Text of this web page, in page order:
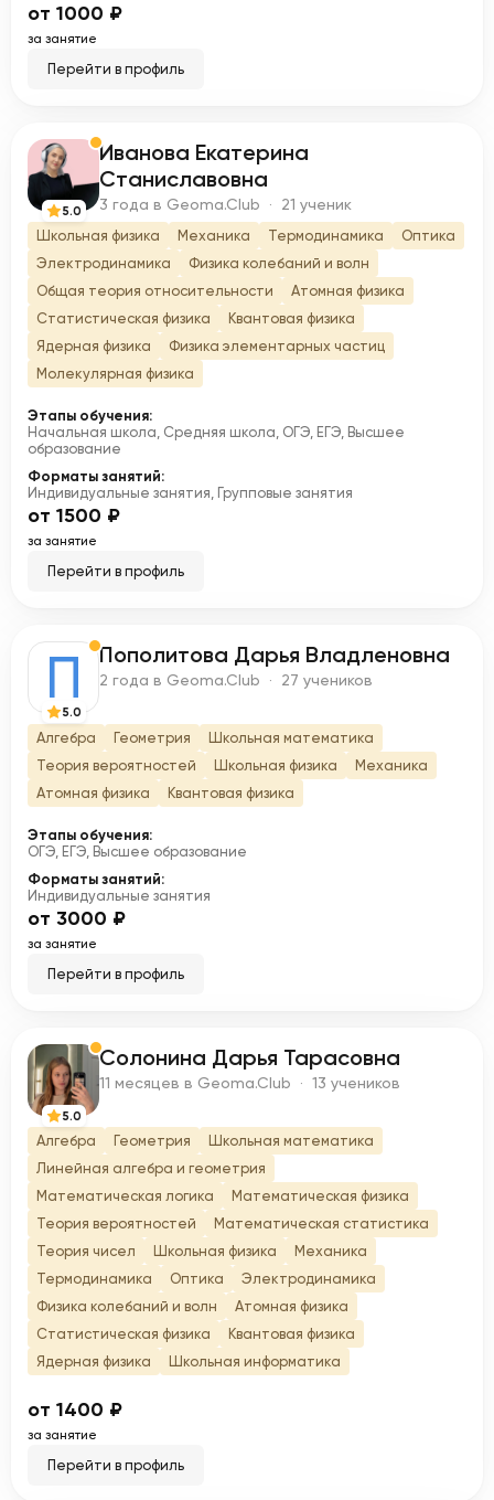
от 1000 ₽
за занятие
Перейти в профиль
И
5.0
Иванова Екатерина
Станиславовна
3 года в Geoma.Club · 21 ученик
Школьная физика Механика Термодинамика
Оптика
Электродинамика
Физика колебаний и волн
Общая теория относительности
Атомная физика
Статистическая физика
Квантовая физика
Ядерная физика
Физика элементарных частиц
Молекулярная физика
Этапы обучения:
Начальная школа, Средняя школа, ОГЭ, ЕГЭ, Высшее
образование
Форматы занятий:
Индивидуальные занятия, Групповые занятия
от 1500 ₽
за занятие
Перейти в профиль
П
5.0
Пополитова Дарья Владленовна
2 года в Geoma.Club · 27 учеников
Алгебра Геометрия
Школьная математика
Теория вероятностей
Школьная физика
Механика
Атомная физика
Квантовая физика
Этапы обучения:
ОГЭ, ЕГЭ, Высшее образование
Форматы занятий:
Индивидуальные занятия
от 3000 ₽
за занятие
Перейти в профиль
С
5.0
Солонина Дарья Тарасовна
11 месяцев в Geoma.Club · 13 учеников
Алгебра Геометрия
Школьная математика
Линейная алгебра и геометрия
Математическая логика
Математическая физика
Теория вероятностей
Математическая статистика
Теория чисел
Школьная физика
Механика
Термодинамика
Оптика
Электродинамика
Физика колебаний и волн
Атомная физика
Статистическая физика
Квантовая физика
Ядерная физика
Школьная информатика
от 1400 ₽
за занятие
Перейти в профиль